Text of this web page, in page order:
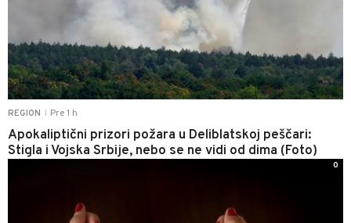
REGION Pre 1 h
Apokaliptični prizori požara u Deliblatskoj peščari:
Stigla i Vojska Srbije, nebo se ne vidi od dima (Foto)
0